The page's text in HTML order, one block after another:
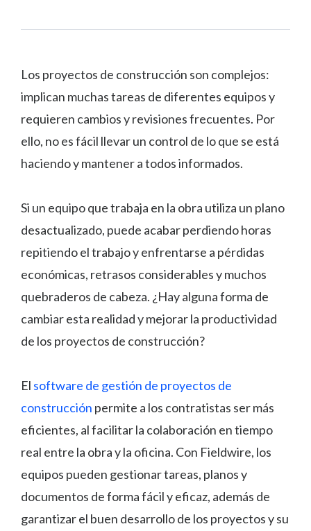
Los proyectos de construcción son complejos:
implican muchas tareas de diferentes equipos y
requieren cambios y revisiones frecuentes. Por
ello, no es fácil llevar un control de lo que se está
haciendo y mantener a todos informados.
Si un equipo que trabaja en la obra utiliza un plano
desactualizado, puede acabar perdiendo horas
repitiendo el trabajo y enfrentarse a pérdidas
económicas, retrasos considerables y muchos
quebraderos de cabeza. ¿Hay alguna forma de
cambiar esta realidad y mejorar la productividad
de los proyectos de construcción?
El software de gestión de proyectos de
construcción permite a los contratistas ser más
eficientes, al facilitar la colaboración en tiempo
real entre la obra y la oficina. Con Fieldwire, los
equipos pueden gestionar tareas, planos y
documentos de forma fácil y eficaz, además de
garantizar el buen desarrollo de los proyectos y su